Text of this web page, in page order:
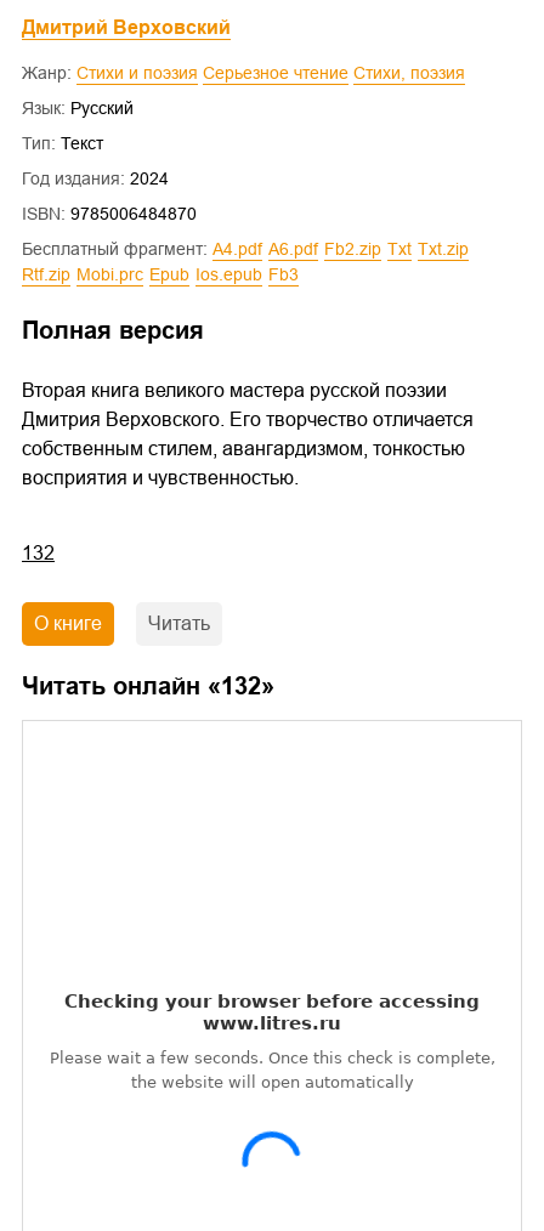
Дмитрий Верховский
Жанр: Стихи и поэзия Серьезное чтение
Cтихи, поэзия
Язык: Русский
Тип: Текст
Год издания: 2024
ISBN: 9785006484870
Бесплатный фрагмент:
a4.pdf a6.pdf fb2.zip txt
txt.zip
rtf.zip
mobi.prc epub ios.epub fb3
Полная версия
Вторая книга великого мастера русской поэзии
Дмитрия Верховского. Его творчество отличается
собственным стилем, авангардизмом, тонкостью
восприятия и чувственностью.
132
О книге Читать
Читать онлайн «132»